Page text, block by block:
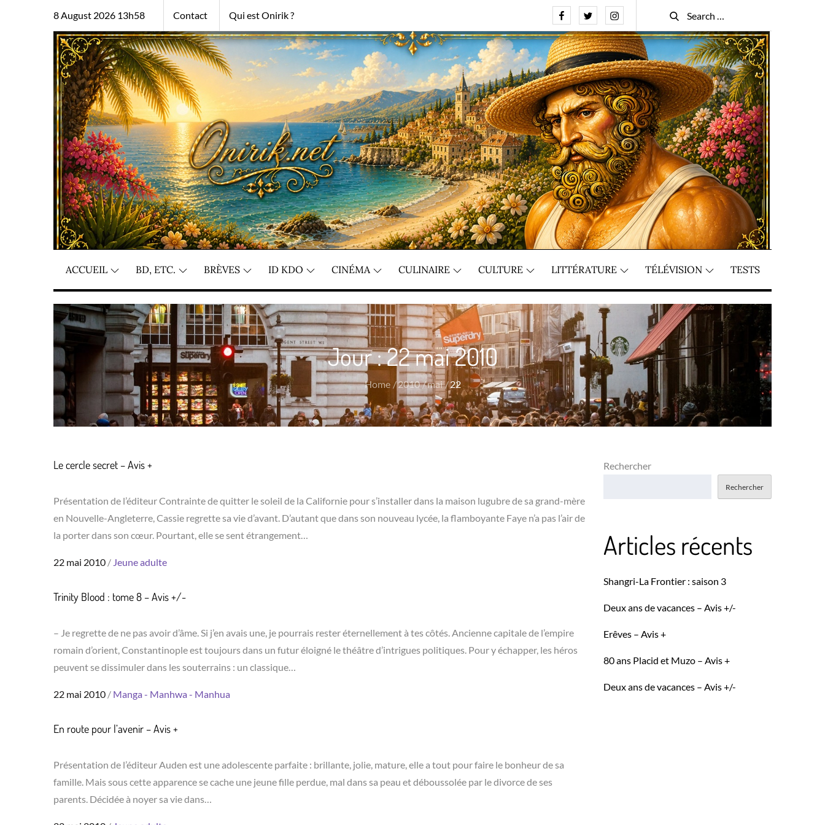
8 August 2026 13h58 Contact Qui est Onirik ? FacebookTwitterInstagram
Search
for:
Search
ACCUEIL BD, ETC. BRÈVES ID KDO CINÉMA CULINAIRE CULTURE LITTÉRATURE TÉLÉVISION TESTS
Jour :22 mai 2010
Home 2010 mai 22
Le cercle secret – Avis +
Présentation de l’éditeur Contrainte de quitter le soleil de la Californie pour s’installer dans la maison lugubre de sa grand-mère
en Nouvelle-Angleterre, Cassie regrette sa vie d’avant. D’autant que dans son nouveau lycée, la flamboyante Faye n’a pas l’air de
la porter dans son cœur. Pourtant, elle se sent étrangement…
Posted
22 mai 2010 Jeune adulte
Trinity Blood : tome 8 – Avis +/-
– Je regrette de ne pas avoir d’âme. Si j’en avais une, je pourrais rester éternellement à tes côtés. Ancienne capitale de l’empire
romain d’orient, Constantinople est toujours dans un futur éloigné le théâtre d’intrigues politiques. Pour y échapper, les héros
peuvent se dissimuler dans les souterrains : un classique…
Posted
22 mai 2010 Manga - Manhwa - Manhua
En route pour l’avenir – Avis +
Présentation de l’éditeur Auden est une adolescente parfaite : brillante, jolie, mature, elle a tout pour faire le bonheur de sa
famille. Mais sous cette apparence se cache une jeune fille perdue, mal dans sa peau et déboussolée par le divorce de ses
parents. Décidée à noyer sa vie dans…
Rechercher
Rechercher
Articles récents
Shangri-La Frontier : saison 3
Deux ans de vacances – Avis +/-
Erêves – Avis +
80 ans Placid et Muzo – Avis +
Deux ans de vacances – Avis +/-